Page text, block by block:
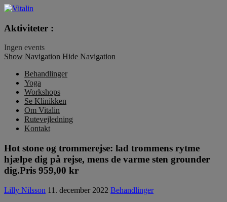
Aktiviteter :
Ingen events
Show Navigation Hide Navigation
Behandlinger
Yoga
Workshops
Se Klinikken
Om Vitalin
Rutevejledning
Kontakt
Hot stone og trommerejse: lad trommens rytme
hjælpe dig på rejse, mens de varme sten grounder
dig.Pris 959,00 kr
Lilly Nilsson 11. december 2022 Behandlinger